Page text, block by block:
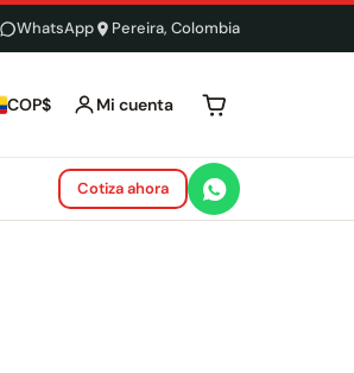
WhatsApp Pereira, Colombia
COP$ Mi cuenta Tu carrito está
Cotiza ahora